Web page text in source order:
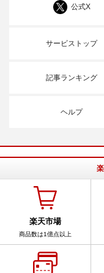
公式X
サービストップ
記事ランキング
ヘルプ
楽天市場
商品数は1億点以上